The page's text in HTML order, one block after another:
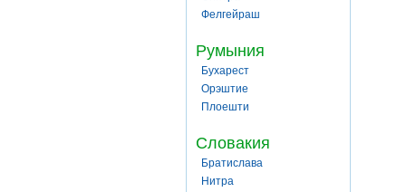
Фелгейраш
Румыния
Бухарест
Орэштие
Плоешти
Словакия
Братислава
Нитра